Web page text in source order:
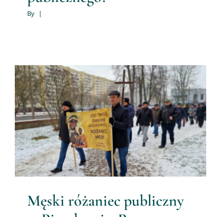
By |
Męski różaniec publiczny w
Piotrkowie. Po raz ostatni w
2023 roku mężczyźni przeszli
przez miasto modląc się i
śpiewając.
Męski Różaniec
Męski różaniec publiczny